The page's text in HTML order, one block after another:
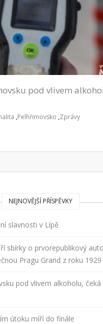
pod vlivem
,Pelhřimovsko ,Zprávy
NEJNOVĚJŠÍ PŘÍSPĚVKY
slavnosti v Lípě
sbírky o prvorepublikový
Pragu Grand z roku 1929
pod vlivem alkoholu,
útoku míří do finále